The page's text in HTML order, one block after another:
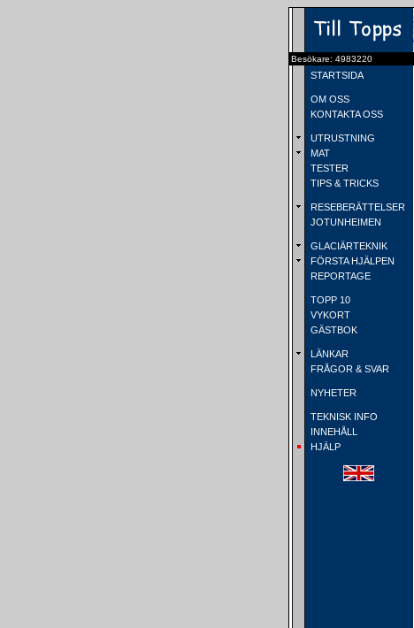
Besökare: 4983220
STARTSIDA
OM OSS
KONTAKTA OSS
UTRUSTNING
MAT
TESTER
TIPS & TRICKS
RESEBERÄTTELSER
JOTUNHEIMEN
GLACIÄRTEKNIK
FÖRSTA HJÄLPEN
REPORTAGE
TOPP 10
VYKORT
GÄSTBOK
LÄNKAR
FRÅGOR & SVAR
NYHETER
TEKNISK INFO
INNEHÅLL
HJÄLP